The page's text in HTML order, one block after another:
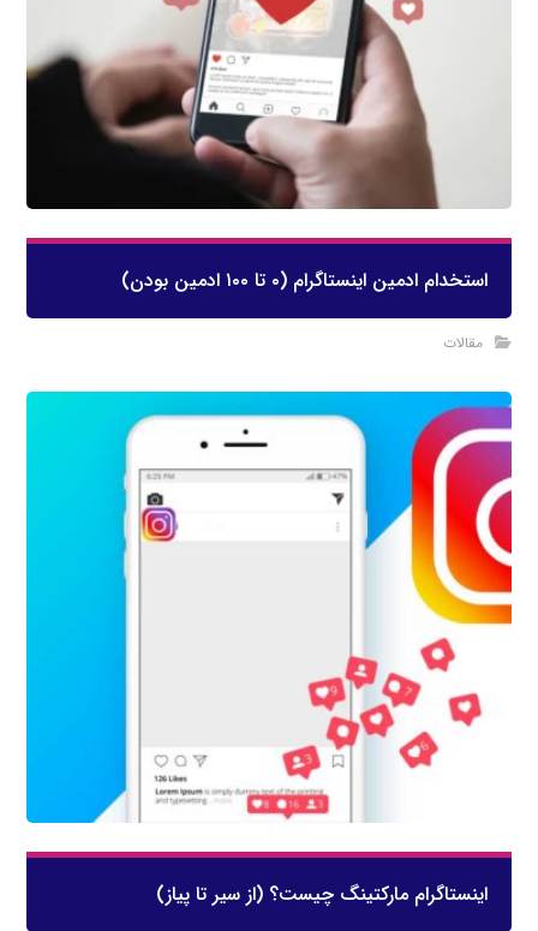
استخدام ادمین اینستاگرام (۰ تا ۱۰۰ ادمین بودن)
مقالات
اینستاگرام مارکتینگ چیست؟ (از سیر تا پیاز)